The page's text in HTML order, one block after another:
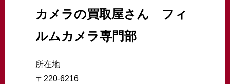
カメラの買取屋さん フィ
ルムカメラ専門部
所在地
〒220-6216